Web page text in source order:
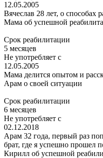
12.05.2005
Вячеслав 28 лет, о способах
Мама об успешной
Срок реабилитации
5 месяцев
Не употребляет с
12.05.2005
Мама делится опытом и
Арам о своей ситуации
Срок реабилитации
6 месяцев
Не употребляет с
02.12.2018
Арам 32 года, первый раз
брат, где я успешно прошел
Кирилл об успешной